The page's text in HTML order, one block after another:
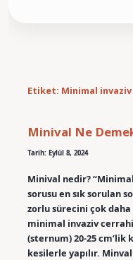
Etiket: Minimal invaziv
Minival Ne
Tarih: Eylül 8, 2024
Minival nedir?
sorusu en sık sorulan
zorlu sürecini çok daha
minimal invaziv
(sternum) 20-25 cm’lik
kesilerle yapılır.